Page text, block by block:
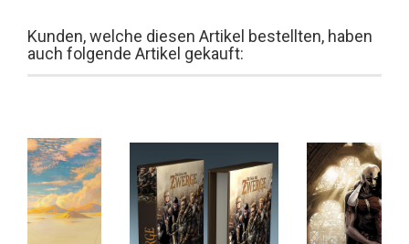
Kunden, welche diesen Artikel bestellten, haben
auch folgende Artikel gekauft: